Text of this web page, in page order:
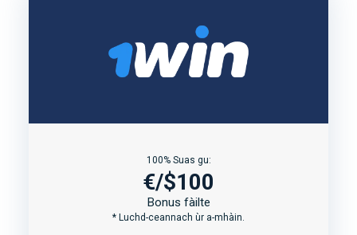
100% Suas gu:
€/$100
Bonus fàilte
* Luchd-ceannach ùr a-mhàin.